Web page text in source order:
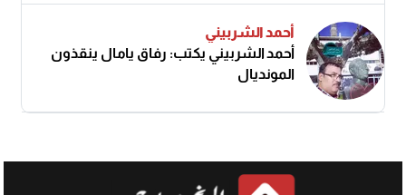
أحمد الشربيني
أحمد الشربيني يكتب: رفاق يامال ينقذون
المونديال